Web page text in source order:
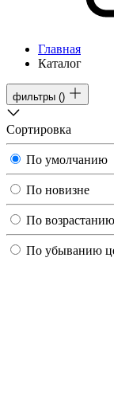
Главная
Каталог
фильтры ()
Сортировка
По умолчанию
По новизне
По
По убыванию